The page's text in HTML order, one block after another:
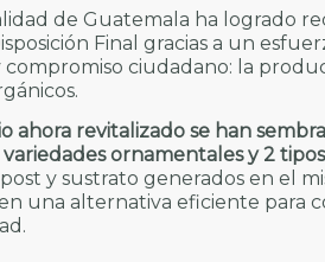
de Guatemala ha logrado
Final gracias a un
ciudadano: la
ahora revitalizado se han
variedades ornamentales y 2
y sustrato generados en el
una alternativa eficiente para